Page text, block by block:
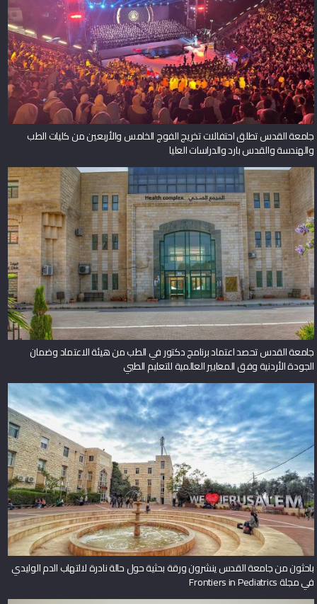
جامعة القدس تطلق احتفالات تخريج الفوج الخامس والأربعين من كليات الطب
والهندسة والقدس بارد والدراسات العليا
جامعة القدس تحصد اعتماد برنامج دكتور في الطب من هيئة الاعتماد وضمان
الجودة الأردنية وفق المعايير العالمية للتعليم الطبي
باحثون من جامعة القدس ينشرون ورقة بحثية حول حالة نادرة لالتهاب الدم الوليدي
في مجلة Frontiers in Pediatrics